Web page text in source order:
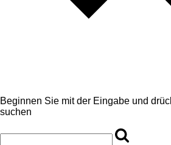
Beginnen Sie mit der Eingabe und
suchen